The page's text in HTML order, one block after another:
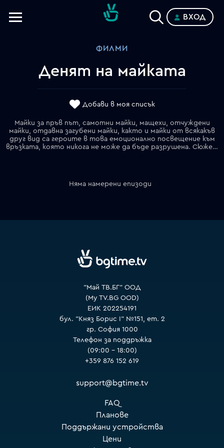
ВХОД
ФИЛМИ
Денят на майката
Добави в моя списък
Майки за пръв път, самотни майки, мащехи, отчуждени
майки, отдавна загубени майки, както и майки от всякакъв
друг вид са героите в това емоционално посвещение към
връзката, която никога не може да бъде разрушена. Сюжетът включва няколко линии, развити около темата за майчинството – майка на две деца се влюбва в мъж с две деца, млада жена се опитва да открие биологичната си майка, стресирана майка се справя с посещението на собствените си родители и др.
Няма намерени епизоди
"Май ТВ.БГ" ООД
(My TV.BG OOD)
ЕИК 202254191
бул. "Княз Борис I" №151, ет. 2
гр. София 1000
Телефон за поддръжка
(09:00 – 18:00)
+359 876 152 619
support@bgtime.tv
FAQ
Планове
Поддържани устройства
Цени